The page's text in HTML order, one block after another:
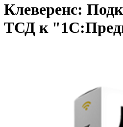
Клеверенс:
ТСД к